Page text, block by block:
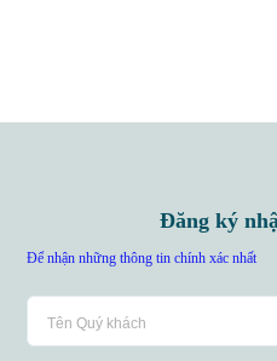
Đăng ký
Để nhận những thông tin chính xác nhất